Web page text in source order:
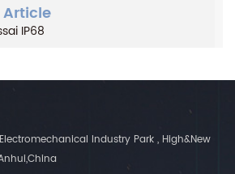
IP68
Industry Park , High&New